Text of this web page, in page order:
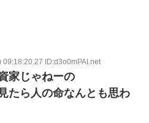
09:18:20.27 ID:d3o0mPAI.net
家じゃねーの
たら人の命なんとも思わ